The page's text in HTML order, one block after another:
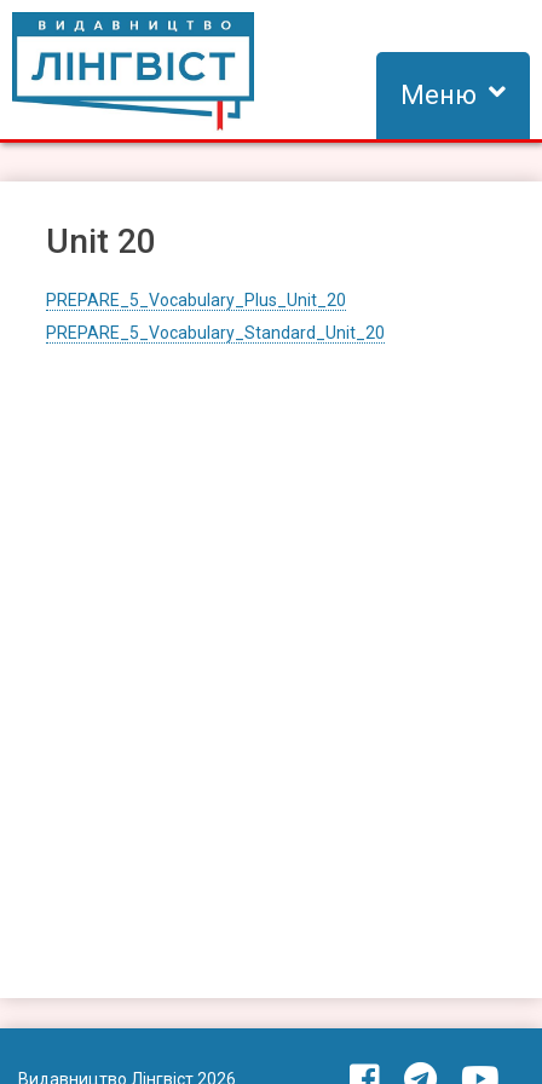
Skip
content
Видавництво Лінгвіст
Видавництво Лінгвіст – адаптація та створення видань для
Меню
Unit 20
PREPARE_5_Vocabulary_Plus_Unit_20
PREPARE_5_Vocabulary_Standard_Unit_20
Видавництво Лінгвіст 2026